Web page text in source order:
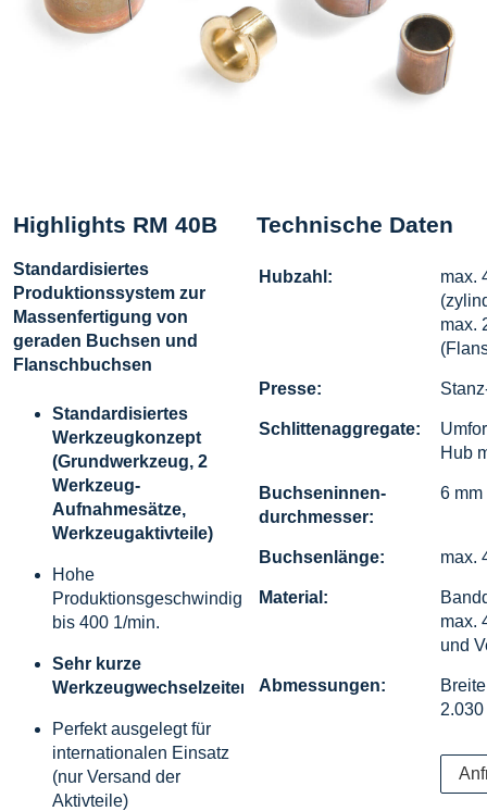
Highlights RM 40B
Standardisiertes
Produktionssystem zur
Massenfertigung von
geraden Buchsen und
Flanschbuchsen
Standardisiertes
Werkzeugkonzept
(Grundwerkzeug, 2
Werkzeug-
Aufnahmesätze,
Werkzeugaktivteile)
Hohe
Produktionsgeschwindigkeiten
bis 400 1/min.
Sehr kurze
Werkzeugwechselzeiten
Perfekt ausgelegt für
internationalen Einsatz
(nur Versand der
Aktivteile)
Technische Daten
Hubzahl:
max.
max.
Presse:
Schlittenaggregate:
Hub
Buchseninnen-
durchmesser:
6 mm
Buchsenlänge: max.
Material:
max.
und
Abmessungen:
2.030